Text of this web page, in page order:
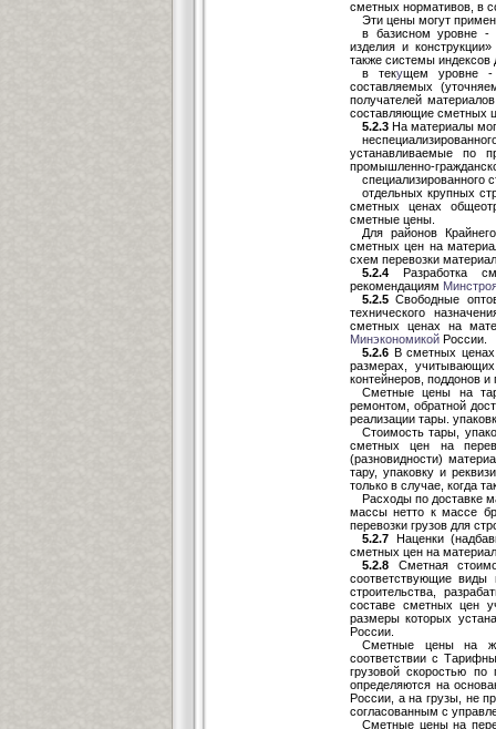
сметных нормативов, в
Эти цены могут
в базисном уровне -
изделия и
также системы
в текущем уровне -
составляемых
получателей
составляющие сметных
5.2.3 На материалы
устанавливаемые по
промышленно-
специализированного
отдельных крупных
сметных ценах
сметные цены.
Для районов
сметных цен на
схем перевозки
5.2.4 Разработка
рекомендациям
5.2.5 Свободные
технического
сметных ценах на
Минэкономикой России.
5.2.6 В сметных ценах
размерах,
контейнеров, поддонов и
Сметные цены на
ремонтом, обратной
реализации тары.
Стоимость тары,
сметных цен на
(разновидности)
тару, упаковку и
только в случае, когда
Расходы по доставке
массы нетто к массе
перевозки грузов для
5.2.7 Наценки
сметных цен на
5.2.8 Сметная
соответствующие виды
строительства,
составе сметных цен
размеры которых
России.
Сметные цены на
соответствии с
грузовой скоростью
определяются на
России, а на грузы, не
согласованным с
Сметные цены на